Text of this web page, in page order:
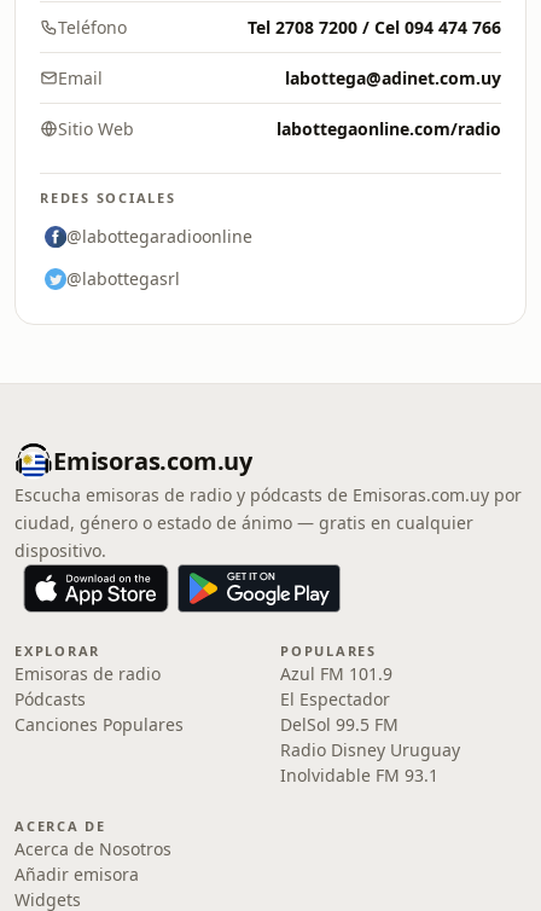
Teléfono Tel 2708 7200 / Cel 094 474 766
Email labottega@adinet.com.uy
Sitio Web labottegaonline.com/radio
REDES SOCIALES
@labottegaradioonline
@labottegasrl
Emisoras.com.uy
Escucha emisoras de radio y pódcasts de Emisoras.com.uy por
ciudad, género o estado de ánimo — gratis en cualquier
dispositivo.
EXPLORAR
Emisoras de radio
Pódcasts
Canciones Populares
POPULARES
Azul FM 101.9
El Espectador
DelSol 99.5 FM
Radio Disney Uruguay
Inolvidable FM 93.1
ACERCA DE
Acerca de Nosotros
Añadir emisora
Widgets